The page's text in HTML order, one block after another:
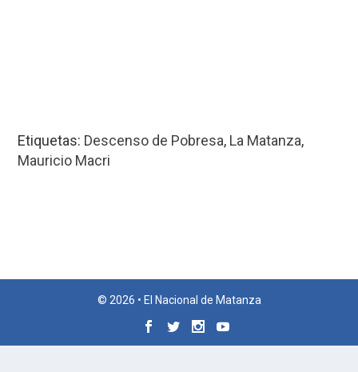
Etiquetas: Descenso de Pobresa, La Matanza,
Mauricio Macri
© 2026 • El Nacional de Matanza